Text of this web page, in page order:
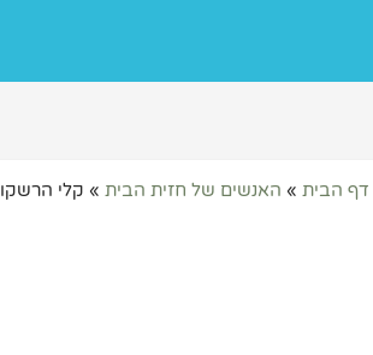
דף הבית » האנשים של חזית הבית » קלי הרשקו